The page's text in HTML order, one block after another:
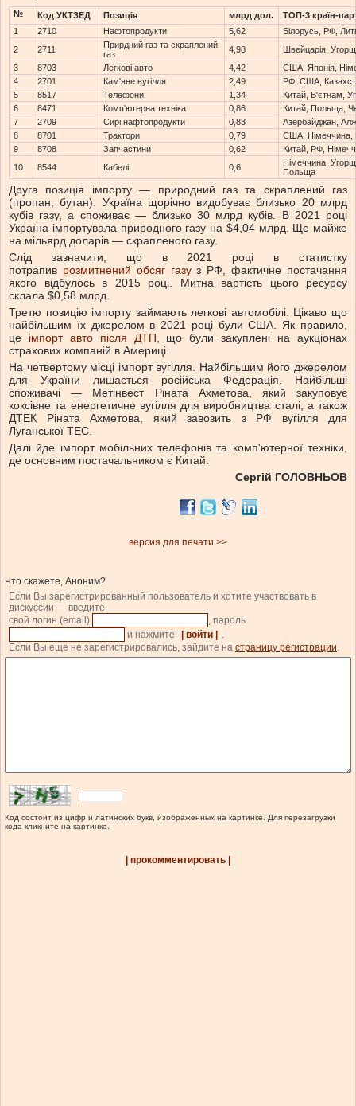
№ Код УКТЗЕД Позиція млрд дол.
ТОП-3 країн-
1
2710 Нафтопродукти 5,62
Білорусь, РФ,
2
2711
Прирдний газ та скраплений
газ
4,98
Швейцарія,
3
8703 Легкові авто 4,42
США, Японія,
4
2701 Кам'яне вугілля 2,49
РФ, США,
5
8517 Телефони 1,34
Китай, В'єтнам,
6
8471 Комп'ютерна техніка 0,86
Китай, Польща,
7
2709 Сирі нафтопродукти 0,83
Азербайджан,
8
8701 Трактори 0,79
США, Німеччина,
9
8708 Запчастини 0,62
Китай, РФ,
10
8544 Кабелі 0,6
Німеччина,
Польща
Друга позиція імпорту — природний газ та скраплений газ
(пропан, бутан). Україна щорічно видобуває близько 20 млрд
кубів газу, а споживає — близько 30 млрд кубів. В 2021 році
Україна імпортувала природного газу на $4,04 млрд. Ще майже
на мільярд доларів — скрапленого газу.
Слід зазначити, що в 2021 році в статистку
потрапив розмитнений обсяг газуз РФ, фактичне постачання
якого відбулось в 2015 році. Митна вартість цього ресурсу
склала $0,58 млрд.
Третю позицію імпорту займають легкові автомобілі. Цікаво що
найбільшим їх джерелом в 2021 році були США. Як правило,
це імпорт авто після ДТП, що були закуплені на аукціонах
страхових компаній в Америці.
На четвертому місці імпорт вугілля. Найбільшим його джерелом
для України лишається російська Федерація. Найбільші
споживачі — Метінвест Ріната Ахметова, який закуповує
коксівне та енергетичне вугілля для виробництва сталі, а також
ДТЕК Ріната Ахметова, який завозить з РФ вугілля для
Луганської ТЕС.
Далі йде імпорт мобільних телефонів та комп'ютерної техніки,
де основним постачальником є Китай.
Сергій ГОЛОВНЬОВ
версия для печати >>
Что скажете, Аноним?
Если Вы зарегистрированный пользователь и хотите участвовать в
дискуссии — введите
свой логин (email)
, пароль
и нажмите
| войти |
.
Если Вы еще не зарегистрировались, зайдите на страницу регистрации.
Код состоит из цифр и латинских букв, изображенных на картинке. Для перезагрузки
кода кликните на картинке.
| прокомментировать |